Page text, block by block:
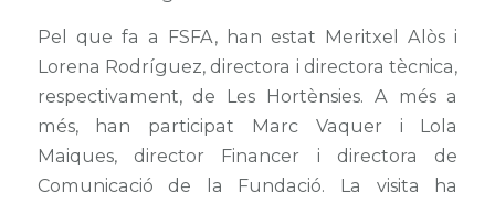
Pel que fa a FSFA, han estat Meritxel Alòs i
Lorena Rodríguez, directora i directora tècnica,
respectivament, de Les Hortènsies. A més a
més, han participat Marc Vaquer i Lola
Maiques, director Financer i directora de
Comunicació de la Fundació. La visita ha